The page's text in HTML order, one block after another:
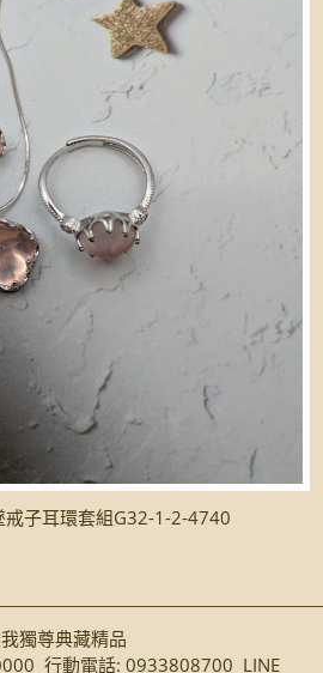
戒子耳環套組G32-1-2-4740
獨尊典藏精品
行動電話: 0933808700 LINE